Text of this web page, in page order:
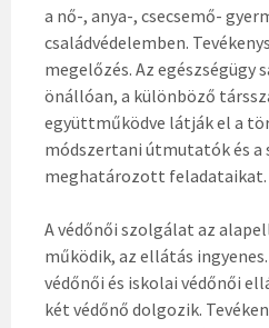
a nő-, anya-, csecsemő-
családvédelemben.
megelőzés. Az
önállóan, a különböző
együttműködve látják el a
módszertani útmutatók és
meghatározott feladataikat.
A védőnői szolgálat az
működik, az ellátás
védőnői és iskolai védőnői
két védőnő dolgozik.